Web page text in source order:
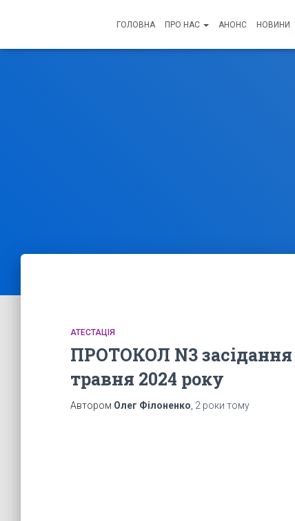
ГОЛОВНА ПРО НАС АНОНС НОВИНИ
АТЕСТАЦІЯ
ПРОТОКОЛ N3 засідання
травня 2024 року
Автором Олег Філоненко 2 роки тому